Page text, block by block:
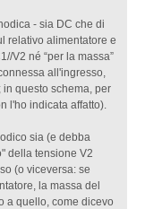
- sia DC che di
relativo alimentatore e
V2 né “per la massa”
all'ingresso,
questo schema, per
l'ho indicata affatto).
sia (e debba
della tensione V2
(o viceversa: se
la massa del
a quello, come dicevo